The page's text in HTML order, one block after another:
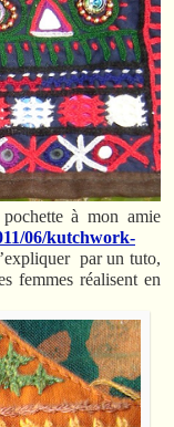
à mon amie
06/kutchwork-
par un tuto,
femmes réalisent en